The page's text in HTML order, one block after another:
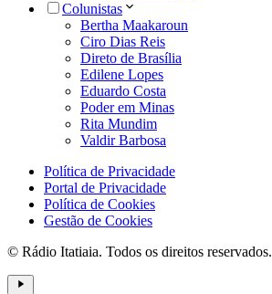
Colunistas
Bertha Maakaroun
Ciro Dias Reis
Direto de Brasília
Edilene Lopes
Eduardo Costa
Poder em Minas
Rita Mundim
Valdir Barbosa
Política de Privacidade
Portal de Privacidade
Política de Cookies
Gestão de Cookies
© Rádio Itatiaia. Todos os direitos reservados.